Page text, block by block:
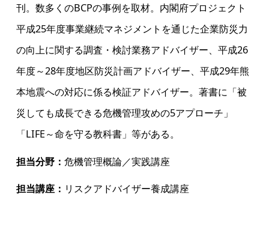
刊。数多くのBCPの事例を取材。内閣府プロジェクト
平成25年度事業継続マネジメントを通じた企業防災力
の向上に関する調査・検討業務アドバイザー、平成26
年度～28年度地区防災計画アドバイザー、平成29年熊
本地震への対応に係る検証アドバイザー。著書に「被
災しても成長できる危機管理攻めの5アプローチ」
「LIFE～命を守る教科書」等がある。
担当分野： 危機管理概論／実践講座
担当講座： リスクアドバイザー養成講座